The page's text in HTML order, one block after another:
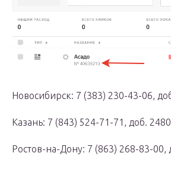
Новосибирск: 7 (383) 230-43-06,
Казань: 7 (843) 524-71-71, доб. 2480
Ростов-на-Дону: 7 (863) 268-83-00,